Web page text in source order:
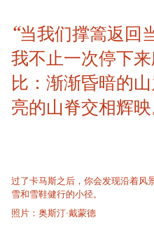
“当我们撑篙返回
我不止一次停下
比：渐渐昏暗的
亮的山脊交相辉
过了卡马斯之后，你会发现沿着风
雪和雪鞋健行的小径。
照片：奥斯汀·戴蒙德